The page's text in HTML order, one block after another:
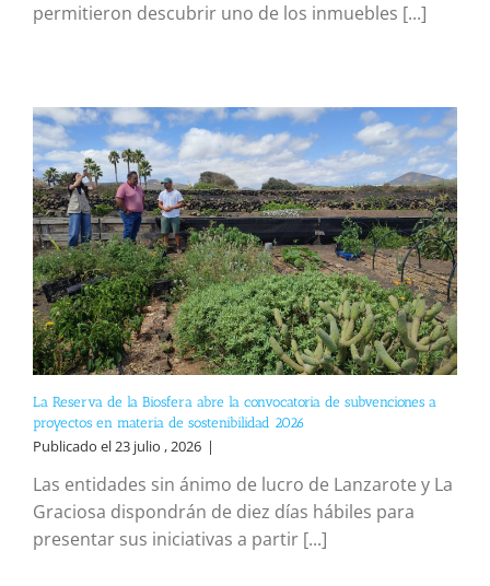
permitieron descubrir uno de los inmuebles [...]
La Reserva de la Biosfera abre la convocatoria de subvenciones a
proyectos en materia de sostenibilidad 2026
Publicado el 23 julio , 2026 |
Las entidades sin ánimo de lucro de Lanzarote y La
Graciosa dispondrán de diez días hábiles para
presentar sus iniciativas a partir [...]